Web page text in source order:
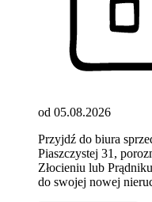
od 05.08.2026
Przyjdź do biura
Piaszczystej 31,
Złocieniu lub
do swojej nowej